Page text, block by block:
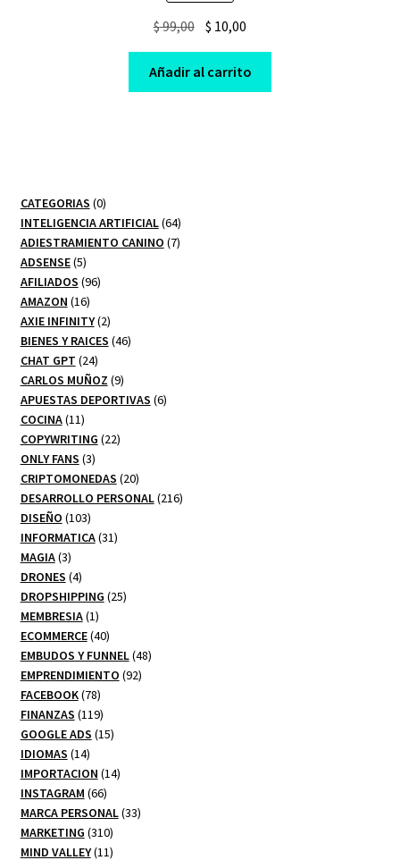
$99,00 Original
price
was:
$ 99,00.
$ 10,00
price
is:
$ 10,00.
Añadir al carrito
CATEGORIAS 00
productos
INTELIGENCIA ARTIFICIAL 6464
productos
ADIESTRAMIENTO CANINO 77
ADSENSE 55
productos
AFILIADOS 9696
AMAZON 1616
productos
AXIE INFINITY 22
productos
BIENES Y RAICES 4646
CHAT GPT 2424
productos
CARLOS MUÑOZ 99
productos
APUESTAS DEPORTIVAS 66
COCINA 1111
productos
COPYWRITING 2222
ONLY FANS 33
productos
CRIPTOMONEDAS 2020
productos
DESARROLLO PERSONAL 216216
DISEÑO 103103
productos
INFORMATICA 3131
MAGIA 33
productos
DRONES 44
productos
DROPSHIPPING 2525
MEMBRESIA 11
producto
ECOMMERCE 4040
productos
EMBUDOS Y FUNNEL 4848
EMPRENDIMIENTO 9292
FACEBOOK 7878
productos
FINANZAS 119119
productos
GOOGLE ADS 1515
IDIOMAS 1414
productos
IMPORTACION 1414
INSTAGRAM 6666
productos
MARCA PERSONAL 3333
MARKETING 310310
productos
MIND VALLEY 1111